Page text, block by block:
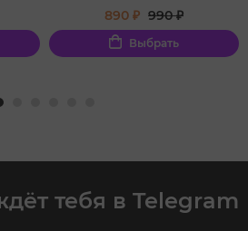
890 ₽ 990 ₽
Выбрать
тебя в Telegram